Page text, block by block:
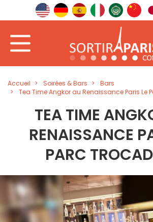
Accueil Soirées & Bars
Bars
Tea Time Angkor au Renaissance Paris Le
TEA TIME
RENAISSANCE
PARC